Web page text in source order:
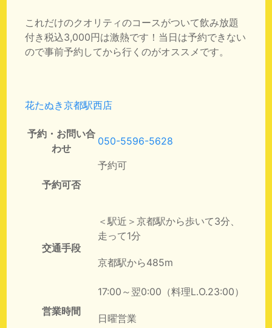
これだけのクオリティのコースがついて飲み放題
付き税込3,000円は激熱です！当日は予約できない
ので事前予約してから行くのがオススメです。
花たぬき京都駅西店
予約・お問い合
わせ
050-5596-5628
予約可否
予約可
交通手段
＜駅近＞京都駅から歩いて3分、
走って1分
京都駅から485m
営業時間
17:00～翌0:00（料理L.O.23:00）
日曜営業